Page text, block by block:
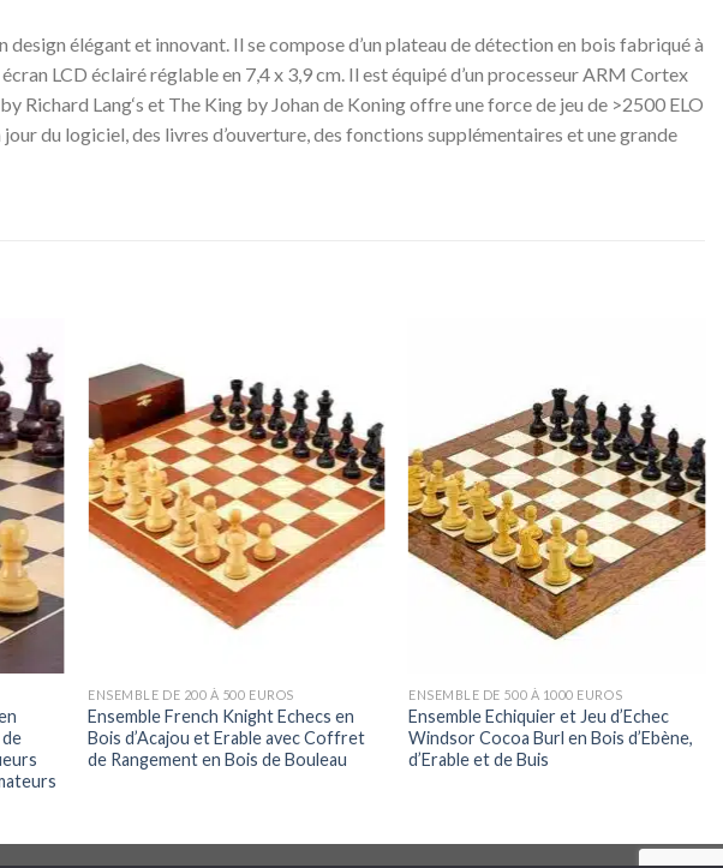
élégant et innovant. Il se compose d’un plateau de détection en bois fabriqué à
LCD éclairé réglable en 7,4 x 3,9 cm. Il est équipé d’un processeur ARM Cortex
Lang‘s et The King by Johan de Koning offre une force de jeu de >2500 ELO
du logiciel, des livres d’ouverture, des fonctions supplémentaires et une grande
de
ENSEMBLE DE 200 À 500 EUROS
Ensemble French Knight Echecs en
Bois d’Acajou et Erable avec Coffret
de Rangement en Bois de Bouleau
ENSEMBLE DE 500 À 1000 EUROS
Ensemble Echiquier et Jeu d’Echec
Windsor Cocoa Burl en Bois d’Ebène,
d’Erable et de Buis